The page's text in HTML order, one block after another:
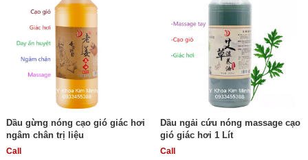
Dầu gừng nóng cạo gió giác hơi
ngâm chân trị liệu
Call
Dầu ngải cứu nóng massage cạo
gió giác hơi 1 Lít
Call